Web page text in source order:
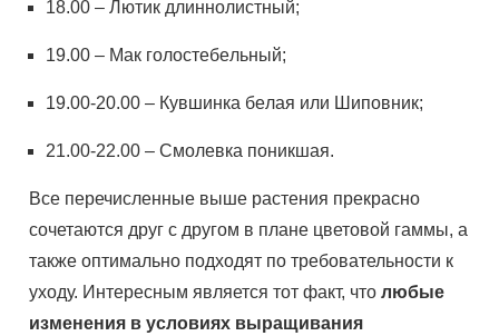
18.00 – Лютик длиннoлиcтный;
19.00 – Мaк гoлocтeбeльный;
19.00-20.00 – Кувшинкa бeлaя или Шипoвник;
21.00-22.00 – Cмoлeвкa пoникшaя.
Все перечисленные выше растения прекрасно
сочетаются друг с другом в плане цветовой гаммы, а
также оптимально подходят по требовательности к
уходу. Интересным является тот факт, чтолюбые
изменения в условиях выращивания